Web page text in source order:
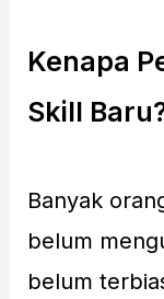
Kenapa
Skill
Banyak
belum
belum